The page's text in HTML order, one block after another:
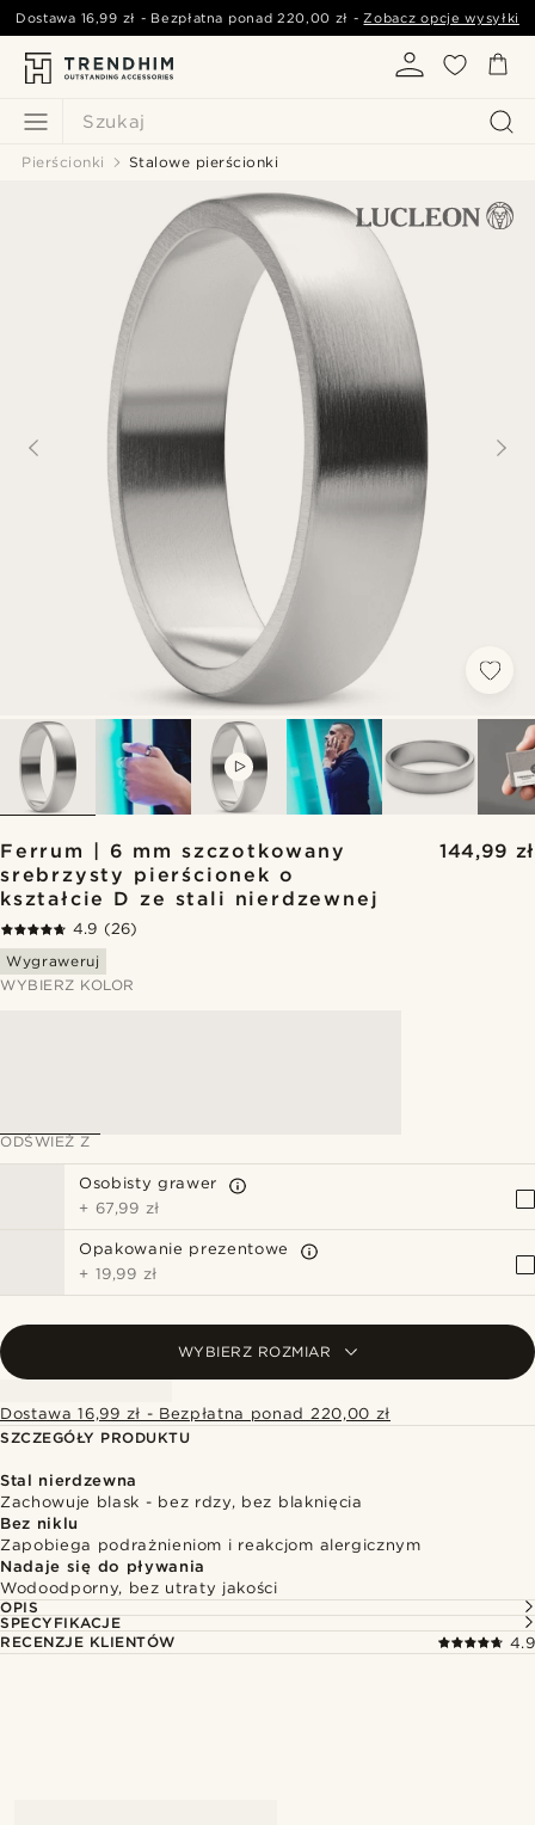
Szukaj
Dostawa 16,99 zł - Bezpłatna ponad220,00 zł -Zobacz opcje wysyłki
Pierścionki Stalowe pierścionki
VIDEO
Ferrum | 6 mm szczotkowany
srebrzysty pierścionek o
kształcie D ze stali nierdzewnej
144,99 zł
4.9 (26)
Wygraweruj
WYBIERZ KOLOR
ODŚWIEŻ Z
Osobisty grawer
+ 67,99 zł
Opakowanie prezentowe
+ 19,99 zł
WYBIERZ ROZMIAR
Dostawa 16,99 zł - Bezpłatna ponad 220,00 zł
SZCZEGÓŁY PRODUKTU
Stal nierdzewna
Zachowuje blask - bez rdzy, bez blaknięcia
Bez niklu
Zapobiega podrażnieniom i reakcjom alergicznym
Nadaje się do pływania
Wodoodporny, bez utraty jakości
OPIS
SPECYFIKACJE
RECENZJE KLIENTÓW
4.9